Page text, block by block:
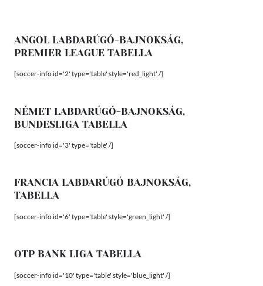
ANGOL LABDARÚGÓ-BAJNOKSÁG,
PREMIER LEAGUE TABELLA
[soccer-info id='2' type='table' style='red_light' /]
NÉMET LABDARÚGÓ-BAJNOKSÁG,
BUNDESLIGA TABELLA
[soccer-info id='3' type='table' /]
FRANCIA LABDARÚGÓ BAJNOKSÁG,
TABELLA
[soccer-info id='6' type='table' style='green_light' /]
OTP BANK LIGA TABELLA
[soccer-info id='10' type='table' style='blue_light' /]